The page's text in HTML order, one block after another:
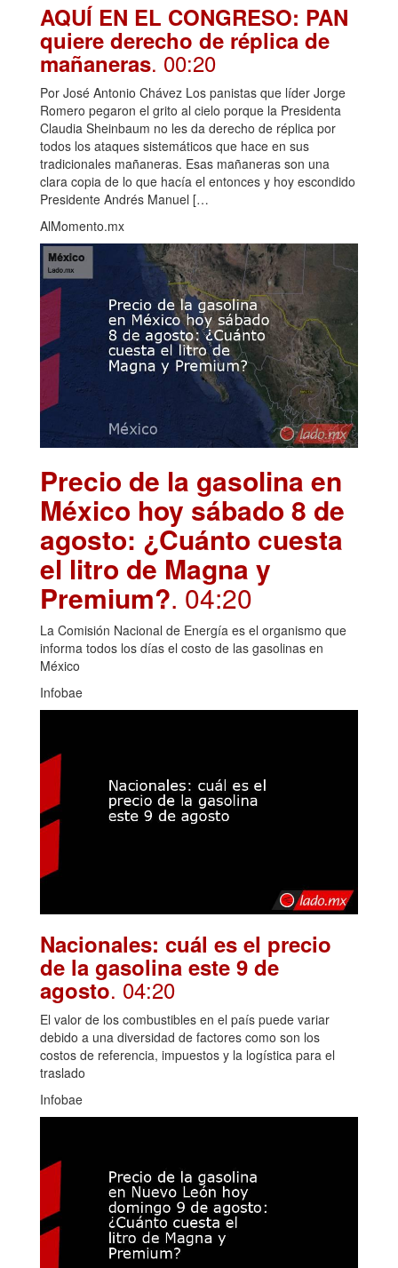
AQUÍ EN EL CONGRESO: PAN
quiere derecho de réplica de
mañaneras. 00:20
Por José Antonio Chávez Los panistas que líder Jorge
Romero pegaron el grito al cielo porque la Presidenta
Claudia Sheinbaum no les da derecho de réplica por
todos los ataques sistemáticos que hace en sus
tradicionales mañaneras. Esas mañaneras son una
clara copia de lo que hacía el entonces y hoy escondido
Presidente Andrés Manuel […
AlMomento.mx
Precio de la gasolina en
México hoy sábado 8 de
agosto: ¿Cuánto cuesta
el litro de Magna y
Premium?. 04:20
La Comisión Nacional de Energía es el organismo que
informa todos los días el costo de las gasolinas en
México
Infobae
Nacionales: cuál es el precio
de la gasolina este 9 de
agosto. 04:20
El valor de los combustibles en el país puede variar
debido a una diversidad de factores como son los
costos de referencia, impuestos y la logística para el
traslado
Infobae